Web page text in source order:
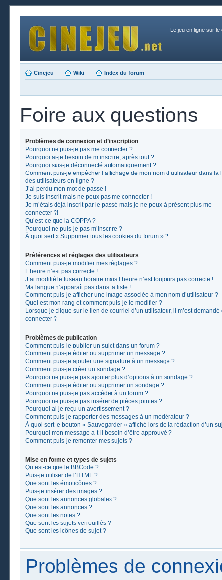
Le jeu en ligne sur le
Cinejeu Wiki Index du forum
Foire aux questions
Problèmes de connexion et d’inscription
Pourquoi ne puis-je pas me connecter ?
Pourquoi ai-je besoin de m’inscrire, après tout ?
Pourquoi suis-je déconnecté automatiquement ?
Comment puis-je empêcher l’affichage de mon nom d’utilisateur dans la
des utilisateurs en ligne ?
J’ai perdu mon mot de passe !
Je suis inscrit mais ne peux pas me connecter !
Je m’étais déjà inscrit par le passé mais je ne peux à présent plus me
connecter ?!
Qu’est-ce que la COPPA ?
Pourquoi ne puis-je pas m’inscrire ?
À quoi sert « Supprimer tous les cookies du forum » ?
Préférences et réglages des utilisateurs
Comment puis-je modifier mes réglages ?
L’heure n’est pas correcte !
J’ai modifié le fuseau horaire mais l’heure n’est toujours pas correcte !
Ma langue n’apparaît pas dans la liste !
Comment puis-je afficher une image associée à mon nom d’utilisateur ?
Quel est mon rang et comment puis-je le modifier ?
Lorsque je clique sur le lien de courriel d’un utilisateur, il m’est demandé
connecter ?
Problèmes de publication
Comment puis-je publier un sujet dans un forum ?
Comment puis-je éditer ou supprimer un message ?
Comment puis-je ajouter une signature à un message ?
Comment puis-je créer un sondage ?
Pourquoi ne puis-je pas ajouter plus d’options à un sondage ?
Comment puis-je éditer ou supprimer un sondage ?
Pourquoi ne puis-je pas accéder à un forum ?
Pourquoi ne puis-je pas insérer de pièces jointes ?
Pourquoi ai-je reçu un avertissement ?
Comment puis-je rapporter des messages à un modérateur ?
À quoi sert le bouton « Sauvegarder » affiché lors de la rédaction d’un
Pourquoi mon message a-t-il besoin d’être approuvé ?
Comment puis-je remonter mes sujets ?
Mise en forme et types de sujets
Qu’est-ce que le BBCode ?
Puis-je utiliser de l’HTML ?
Que sont les émoticônes ?
Puis-je insérer des images ?
Que sont les annonces globales ?
Que sont les annonces ?
Que sont les notes ?
Que sont les sujets verrouillés ?
Que sont les icônes de sujet ?
Problèmes de